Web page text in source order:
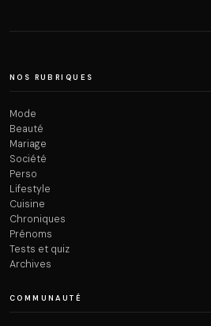
NOS RUBRIQUES
Mode
Beauté
Mariage
Société
Perso
Lifestyle
Cuisine
Chroniques
Prénoms
Tests et quiz
Archives
COMMUNAUTÉ